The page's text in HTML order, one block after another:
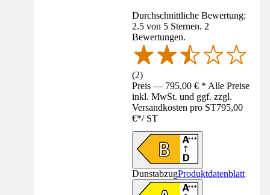
Durchschnittliche Bewertung:
2.5 von 5 Sternen. 2
Bewertungen.
(2)
Preis — 795,00 € * Alle Preise
inkl. MwSt. und ggf. zzgl.
Versandkosten pro ST795,00
€*/ ST
DunstabzugProduktdatenblatt